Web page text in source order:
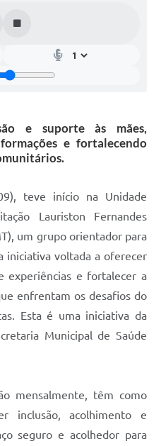
e suporte às mães,
e fortalecendo
teve início na Unidade
Lauriston Fernandes
um grupo orientador para
iniciativa voltada a oferecer
experiências e fortalecer a
enfrentam os desafios do
Esta é uma iniciativa da
Municipal de Saúde
mensalmente, têm como
inclusão, acolhimento e
seguro e acolhedor para